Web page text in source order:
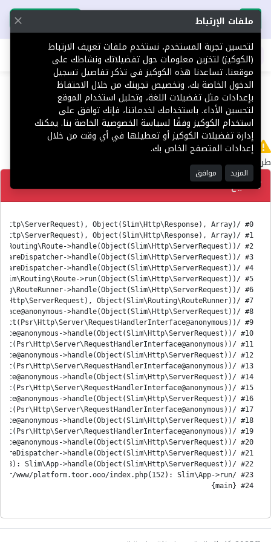
تحميل التطبيق تحميل التطبيق
اطلب عقارك
404 لا يوجد
طريق 'en/Platform' غير معثور عليه.
تصحيح
#24 {main}
ملفات الإرتباط
لتحسين تجربة المستخدم، نستخدم ملفات تعريف الارتباط
(الكوكيز) لتخزين معلومات حول تفضيلاتك ونشاطك على
موقعنا. تساعدنا هذه الكوكيز في تذكر تفاصيل تسجيل
الدخول الخاصة بك، وتخصيص تجربتك من خلال الاحتفاظ
بإعدادات مثل تفضيلات اللغة، وتحليل استخدام الموقع
لتحسين الأداء. باستخدامك لخدماتنا، فإنك توافق على
استخدام الكوكيز وفقًا لسياسة الخصوصية الخاصة بنا. يمكنك
إدارة تفضيلات الكوكيز أو تعطيلها في أي وقت من خلال
إعدادات المتصفح الخاص بك.
المزيد موافق